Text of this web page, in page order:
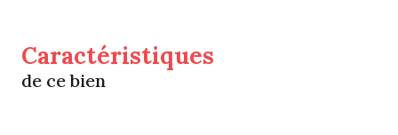
Caractéristiques
de ce bien